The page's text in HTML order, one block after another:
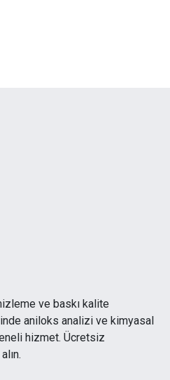
ve baskı kalite
aniloks analizi ve kimyasal
hizmet. Ücretsiz